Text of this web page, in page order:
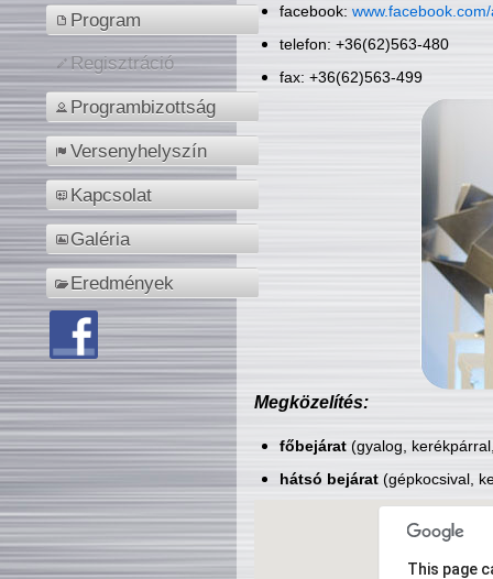
Program
Regisztráció
Programbizottság
Versenyhelyszín
Kapcsolat
Galéria
Eredmények
facebook:
telefon: +36(62)563-480
fax: +36(62)563-499
Megközelítés:
főbejárat(gyalog,
hátsó bejárat(gépkocsival,
This page